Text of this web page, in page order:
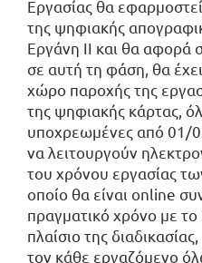
Εργασίας θα
της ψηφιακής
Εργάνη ΙΙ και θα αφορά
σε αυτή τη φάση, θα
χώρο παροχής της
της ψηφιακής κάρτας,
υποχρεωμένες από 01/
να λειτουργούν
του χρόνου εργασίας
οποίο θα είναι online
πραγματικό χρόνο με
πλαίσιο της
τον κάθε εργαζόμενο